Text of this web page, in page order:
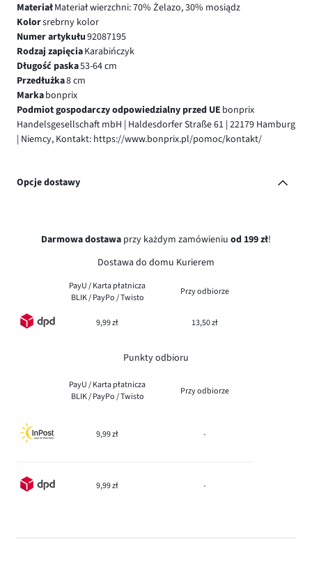
MateriałMateriał wierzchni: 70% Żelazo, 30% mosiądz
Kolorsrebrny kolor
Numer artykułu92087195
Rodzaj zapięciaKarabińczyk
Długość paska53-64 cm
Przedłużka8 cm
Markabonprix
Podmiot gospodarczy odpowiedzialny przed UE bonprix
Handelsgesellschaft mbH | Haldesdorfer Straße 61 | 22179 Hamburg
| Niemcy, Kontakt: https://www.bonprix.pl/pomoc/kontakt/
Opcje dostawy
Darmowa dostawa przy każdym zamówieniu od 199 zł!
Dostawa do domu Kurierem
PayU / Karta płatnicza
BLIK / PayPo / Twisto
Przy odbiorze
9,99 zł 13,50 zł
Punkty odbioru
PayU / Karta płatnicza
BLIK / PayPo / Twisto
Przy odbiorze
9,99 zł -
9,99 zł -